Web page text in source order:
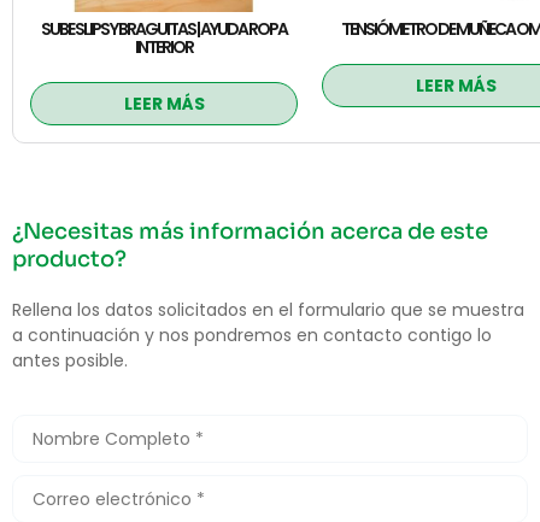
SUBE SLIPS Y BRAGUITAS | AYUDA ROPA
INTERIOR
LEER MÁS
TENSIÓMETRO DE MUÑECA
LEER MÁS
¿Necesitas más información acerca de este
producto?
Rellena los datos solicitados en el formulario que se muestra
a continuación y nos pondremos en contacto contigo lo
antes posible.